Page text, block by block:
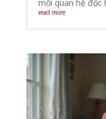
mối quan hệ độc
read more